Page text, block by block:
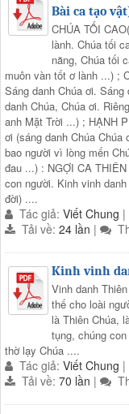
Bài ca tạo
CHÚA TỐI
lành. Chúa tối
năng, Chúa tối
muôn vàn tốt ơ lành ...) ;
Sáng danh Chúa ơi.
danh Chúa, Chúa ơi.
anh Mặt Trời ...) ; HẠNH
ơi (sáng danh Chúa
bao người vì lòng mến
đau ...) : NGỢI CA
con người. Kinh vinh
đời) ....
Tác giả: Viết Chung |
Tải về: 24 lần |
Kinh vinh
Vinh danh
thế cho loài
là Thiên Chúa,
tụng, chúng
thờ lạy Chúa ....
Tác giả: Viết Chung |
Tải về: 70 lần |